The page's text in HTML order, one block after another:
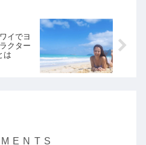
イでヨ
クター
は